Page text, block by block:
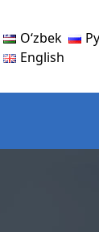
Oʻzbek
English